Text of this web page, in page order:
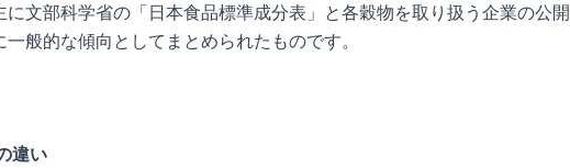
に文部科学省の「日本食品標準成分表」と各穀物を取り扱う企業の公開
般的な傾向としてまとめられたものです。
違い